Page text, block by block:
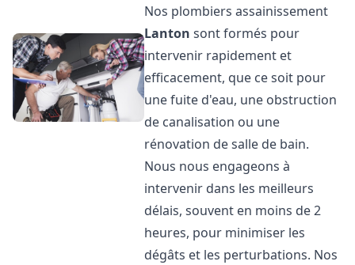
Nos plombiers assainissement
Lanton sont formés pour
intervenir rapidement et
efficacement, que ce soit pour
une fuite d'eau, une obstruction
de canalisation ou une
rénovation de salle de bain.
Nous nous engageons à
intervenir dans les meilleurs
délais, souvent en moins de 2
heures, pour minimiser les
dégâts et les perturbations. Nos